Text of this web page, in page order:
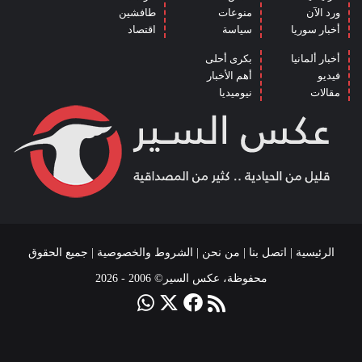
ورد الآن
أخبار سوريا
منوعات
سياسة
طافشين
اقتصاد
أخبار ألمانيا
فيديو
مقالات
بكرى أحلى
أهم الأخبار
نيوميديا
الرئيسية | اتصل بنا | من نحن | الشروط والخصوصية | جميع الحقوق
محفوظة، عكس السير© 2006 - 2026